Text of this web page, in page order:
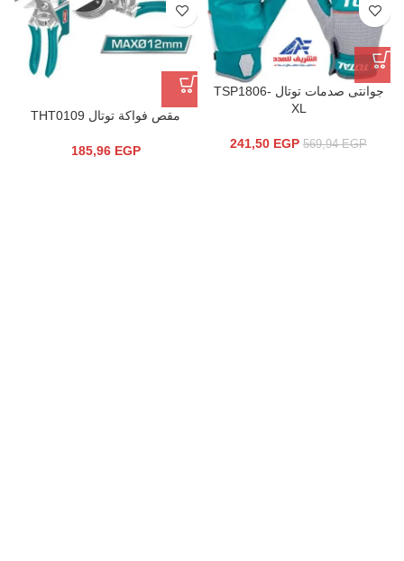
جوانتى صدمات توتال TSP1806-
XL
569,94EGP
241,50 EGP
مقص فواكة توتال THT0109
185,96 EGP